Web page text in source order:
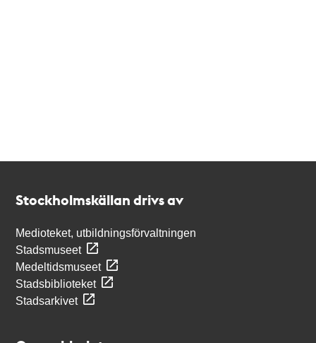
Stockholmskällan drivs av
Medioteket, utbildningsförvaltningen
Stadsmuseet
Medeltidsmuseet
Stadsbiblioteket
Stadsarkivet